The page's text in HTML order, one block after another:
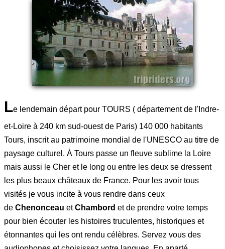
Le lendemain départ pour TOURS ( département de l'Indre-
et-Loire à 240 km sud-ouest de Paris) 140 000 habitants
Tours, inscrit au patrimoine mondial de l'UNESCO au titre de
paysage culturel. À Tours passe un fleuve sublime la Loire
mais aussi le Cher et le long ou entre les deux se dressent
les plus beaux châteaux de France. Pour les avoir tous
visités je vous incite à vous rendre dans ceux
de Chenonceau etChambord et de prendre votre temps
pour bien écouter les histoires truculentes, historiques et
étonnantes qui les ont rendu célèbres. Servez vous des